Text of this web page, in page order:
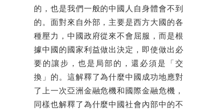
的，也是我們一般的中國人自身體會不到
的。面對來自外部，主要是西方大國的各
種壓力，中國政府從來不會屈服，而是根
據中國的國家利益做出決定，即使做出必
要的讓步，也是局部的，還必須是「交
換」的。這解釋了為什麼中國成功地應對
了上一次亞洲金融危機和國際金融危機，
同樣也解釋了為什麼中國社會內部中的不